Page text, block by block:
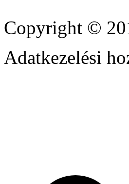
Copyright ©
Adatkezelési